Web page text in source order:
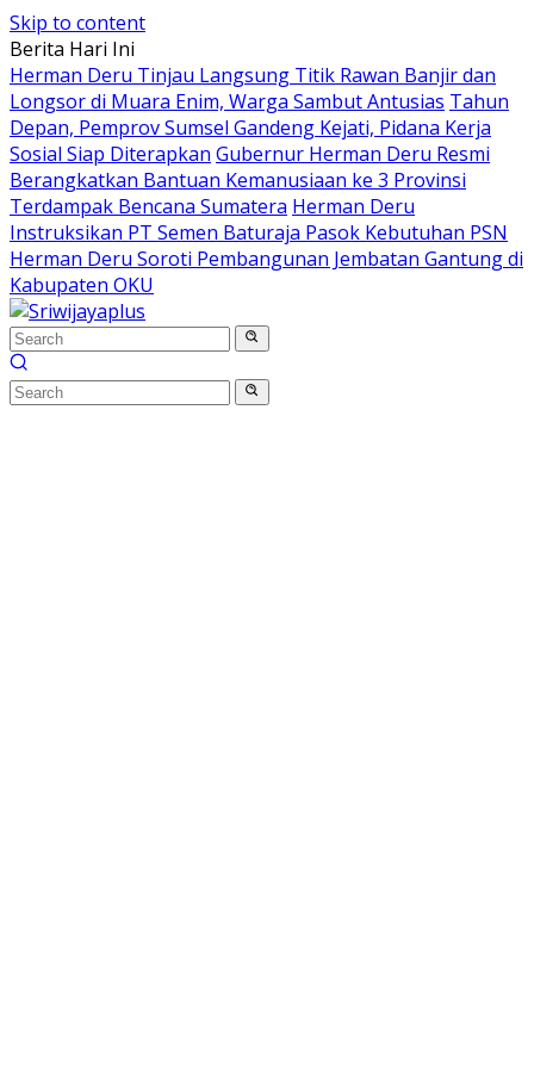
Skip to content
Berita Hari Ini
Herman Deru Tinjau Langsung Titik Rawan Banjir dan
Longsor di Muara Enim, Warga Sambut Antusias Tahun
Depan, Pemprov Sumsel Gandeng Kejati, Pidana Kerja
Sosial Siap Diterapkan Gubernur Herman Deru Resmi
Berangkatkan Bantuan Kemanusiaan ke 3 Provinsi
Terdampak Bencana Sumatera Herman Deru
Instruksikan PT Semen Baturaja Pasok Kebutuhan PSN
Herman Deru Soroti Pembangunan Jembatan Gantung di
Kabupaten OKU